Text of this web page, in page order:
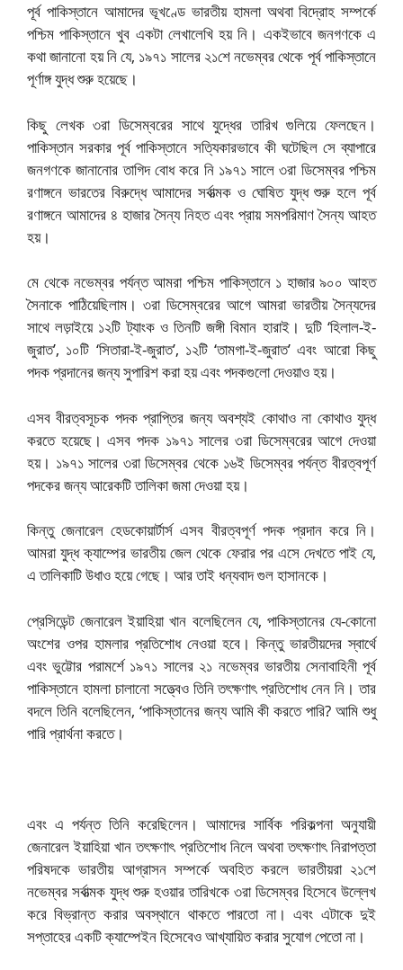
পূর্ব পাকিস্তানে আমাদের ভূখণ্ডে ভারতীয় হামলা অথবা বিদ্রোহ সম্পর্কে
পশ্চিম পাকিস্তানে খুব একটা লেখালেখি হয় নি। একইভাবে জনগণকে এ
কথা জানানো হয় নি যে, ১৯৭১ সালের ২১শে নভেম্বর থেকে পূর্ব পাকিস্তানে
পূর্ণাঙ্গ যুদ্ধ শুরু হয়েছে।
কিছু লেখক ৩রা ডিসেম্বরের সাথে যুদ্ধের তারিখ গুলিয়ে ফেলছেন।
পাকিস্তান সরকার পূর্ব পাকিস্তানে সত্যিকারভাবে কী ঘটেছিল সে ব্যাপারে
জনগণকে জানানোর তাগিদ বোধ করে নি ১৯৭১ সালে ৩রা ডিসেম্বর পশ্চিম
রণাঙ্গনে ভারতের বিরুদ্ধে আমাদের সর্বাত্মক ও ঘোষিত যুদ্ধ শুরু হলে পূর্ব
রণাঙ্গনে আমাদের ৪ হাজার সৈন্য নিহত এবং প্রায় সমপরিমাণ সৈন্য আহত
হয়।
মে থেকে নভেম্বর পর্যন্ত আমরা পশ্চিম পাকিস্তানে ১ হাজার ৯০০ আহত
সৈনাকে পাঠিয়েছিলাম। ৩রা ডিসেম্বরের আগে আমরা ভারতীয় সৈন্যদের
সাথে লড়াইয়ে ১২টি ট্যাংক ও তিনটি জঙ্গী বিমান হারাই। দুটি ‘হিলাল-ই-
জুরাত’, ১০টি ‘সিতারা-ই-জুরাত’, ১২টি ‘তামগা-ই-জুরাত’ এবং আরো কিছু
পদক প্রদানের জন্য সুপারিশ করা হয় এবং পদকগুলো দেওয়াও হয়।
এসব বীরত্বসূচক পদক প্রাপ্তির জন্য অবশ্যই কোথাও না কোথাও যুদ্ধ
করতে হয়েছে। এসব পদক ১৯৭১ সালের ৩রা ডিসেম্বরের আগে দেওয়া
হয়। ১৯৭১ সালের ৩রা ডিসেম্বর থেকে ১৬ই ডিসেম্বর পর্যন্ত বীরত্বপূর্ণ
পদকের জন্য আরেকটি তালিকা জমা দেওয়া হয়।
কিন্তু জেনারেল হেডকোয়ার্টার্স এসব বীরত্বপূর্ণ পদক প্রদান করে নি।
আমরা যুদ্ধ ক্যাম্পের ভারতীয় জেল থেকে ফেরার পর এসে দেখতে পাই যে,
এ তালিকাটি উধাও হয়ে গেছে। আর তাই ধন্যবাদ গুল হাসানকে।
প্রেসিডেন্ট জেনারেল ইয়াহিয়া খান বলেছিলেন যে, পাকিস্তানের যে-কোনো
অংশের ওপর হামলার প্রতিশোধ নেওয়া হবে। কিন্তু ভারতীয়দের স্বার্থে
এবং ভুট্টোর পরামর্শে ১৯৭১ সালের ২১ নভেম্বর ভারতীয় সেনাবাহিনী পূর্ব
পাকিস্তানে হামলা চালানো সত্ত্বেও তিনি তৎক্ষণাৎ প্রতিশোধ নেন নি। তার
বদলে তিনি বলেছিলেন, ‘পাকিস্তানের জন্য আমি কী করতে পারি? আমি শুধু
পারি প্রার্থনা করতে।
এবং এ পর্যন্ত তিনি করেছিলেন। আমাদের সার্বিক পরিকল্পনা অনুযায়ী
জেনারেল ইয়াহিয়া খান তৎক্ষণাৎ প্রতিশোধ নিলে অথবা তৎক্ষণাৎ নিরাপত্তা
পরিষদকে ভারতীয় আগ্রাসন সম্পর্কে অবহিত করলে ভারতীয়রা ২১শে
নভেম্বর সর্বাত্মক যুদ্ধ শুরু হওয়ার তারিখকে ৩রা ডিসেম্বর হিসেবে উল্লেখ
করে বিভ্রান্ত করার অবস্থানে থাকতে পারতো না। এবং এটাকে দুই
সপ্তাহের একটি ক্যাম্পেইন হিসেবেও আখ্যায়িত করার সুযোগ পেতো না।